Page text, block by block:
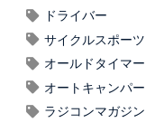
ドライバー
サイクルスポーツ
オールドタイマー
オートキャンパー
ラジコンマガジン